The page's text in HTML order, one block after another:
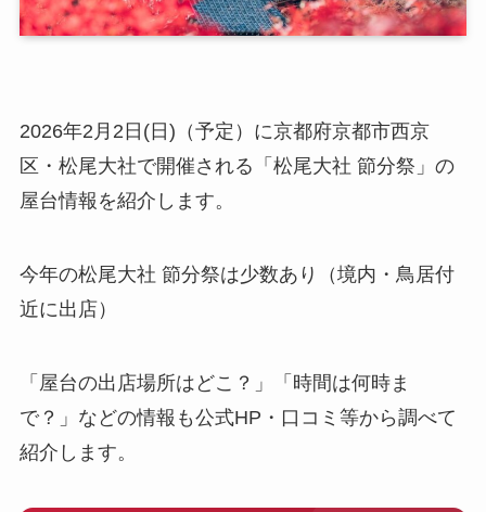
2026年2月2日(日)（予定）に京都府京都市西京
区・松尾大社で開催される「松尾大社 節分祭」の
屋台情報を紹介します。
今年の松尾大社 節分祭は少数あり（境内・鳥居付
近に出店）
「屋台の出店場所はどこ？」「時間は何時ま
で？」などの情報も公式HP・口コミ等から調べて
紹介します。